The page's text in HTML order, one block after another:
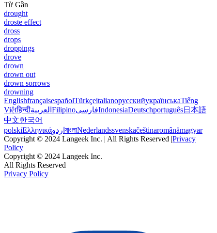
Từ Gần
drought
droste effect
dross
drops
droppings
drove
drown
drown out
drown sorrows
drowning
EnglishfrançaisespañolTürkçeitalianoрусскийукраїнськаTiếng
Việtहिन्दीالعربية FilipinoفارسیIndonesiaDeutschportuguês日本語
中文한국어
polskiΕλληνικάاردو বাংলাNederlandssvenskačeštinaromânămagyar
Copyright © 2024 Langeek Inc. | All Rights Reserved |Privacy
Policy
Copyright © 2024 Langeek Inc.
All Rights Reserved
Privacy Policy